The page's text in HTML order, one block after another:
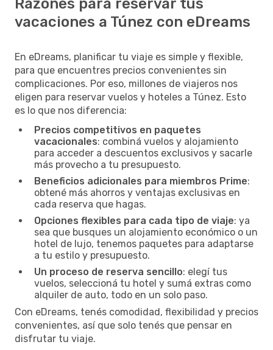
Razones para reservar tus
vacaciones a Túnez con eDreams
En eDreams, planificar tu viaje es simple y flexible,
para que encuentres precios convenientes sin
complicaciones. Por eso, millones de viajeros nos
eligen para reservar vuelos y hoteles a Túnez. Esto
es lo que nos diferencia:
Precios competitivos en paquetes
vacacionales: combiná vuelos y alojamiento
para acceder a descuentos exclusivos y sacarle
más provecho a tu presupuesto.
Beneficios adicionales para miembros Prime:
obtené más ahorros y ventajas exclusivas en
cada reserva que hagas.
Opciones flexibles para cada tipo de viaje: ya
sea que busques un alojamiento económico o un
hotel de lujo, tenemos paquetes para adaptarse
a tu estilo y presupuesto.
Un proceso de reserva sencillo: elegí tus
vuelos, seleccioná tu hotel y sumá extras como
alquiler de auto, todo en un solo paso.
Con eDreams, tenés comodidad, flexibilidad y precios
convenientes, así que solo tenés que pensar en
disfrutar tu viaje.